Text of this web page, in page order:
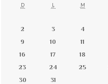
D L M
2
3 4
9
10 11
16
17 18
23
24 25
30
31